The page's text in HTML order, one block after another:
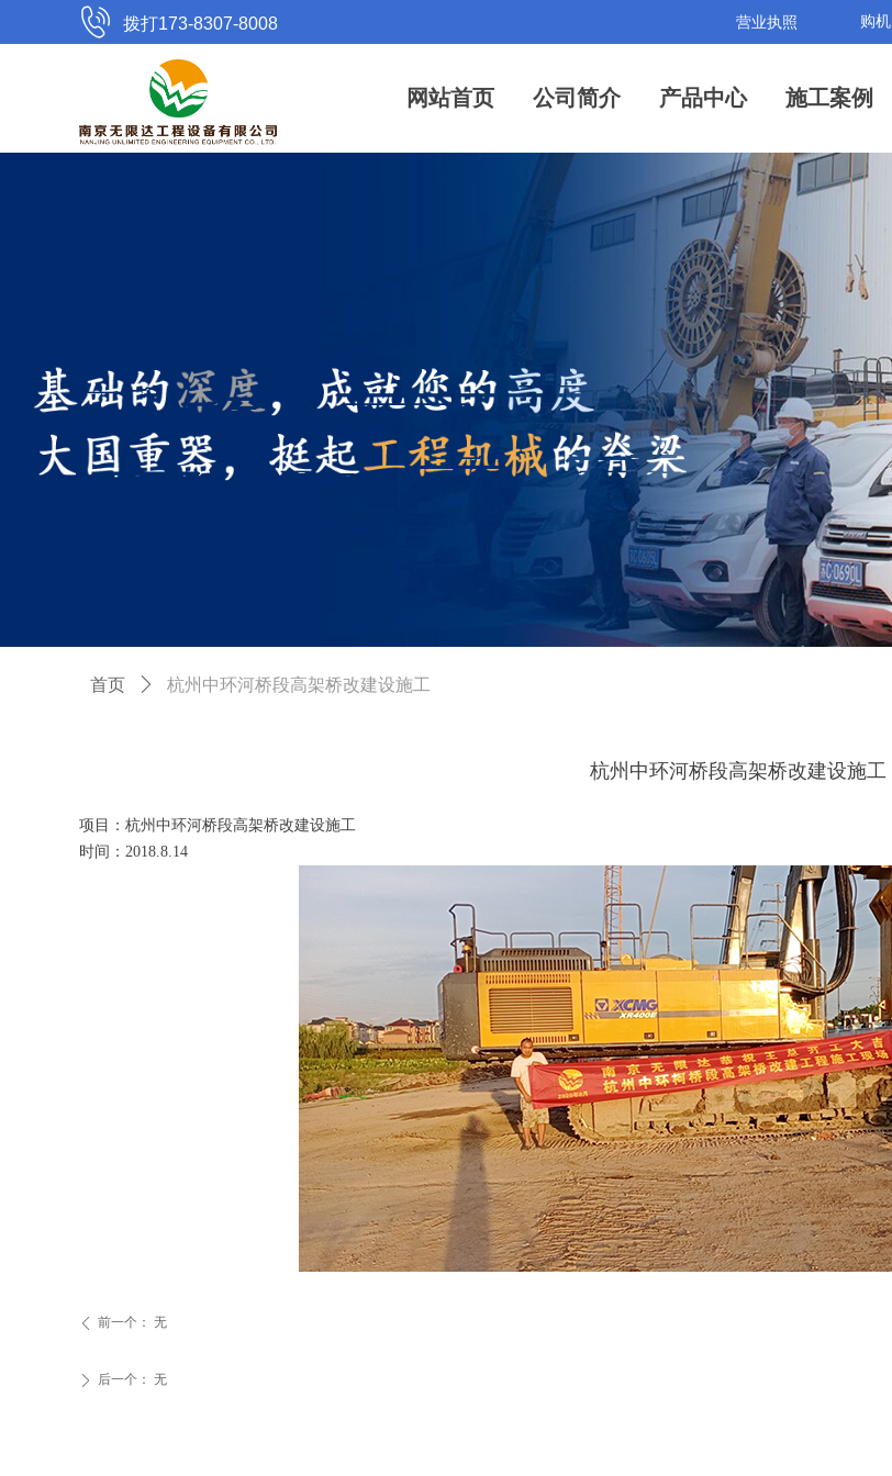
购机
拨打173-8307-8008 营业执照
网站首页 产品中心 施工案例
公司简介
杭州中环河桥段高架桥改建设施工
首页 ꄲ 杭州中环河桥段高架桥改建设施工
项目：杭州中环河桥段高架桥改建设施工
时间：2018.8.14
ꄴ 前一个： 无
ꄲ 后一个： 无